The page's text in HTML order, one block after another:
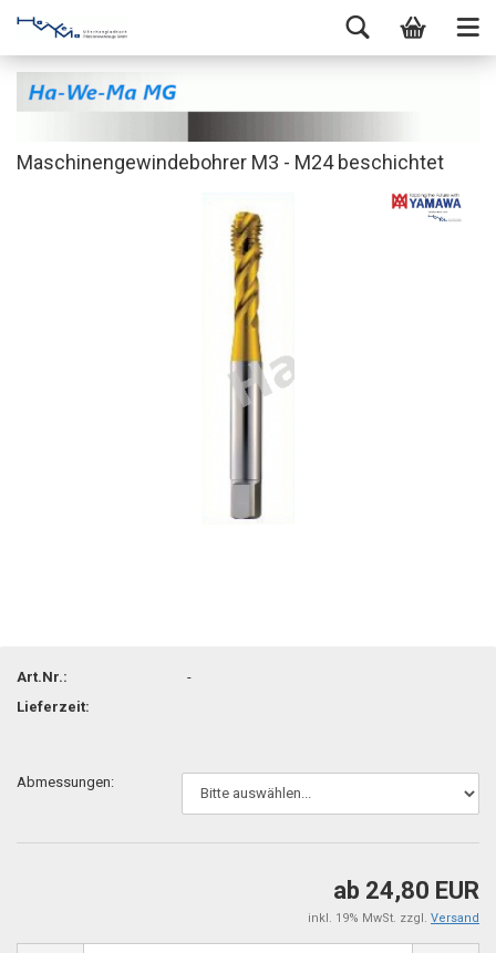
Maschinengewindebohrer M3 - M24 beschichtet
Art.Nr.:
-
Lieferzeit:
Abmessungen:
ab 24,80 EUR
inkl. 19% MwSt. zzgl. Versand